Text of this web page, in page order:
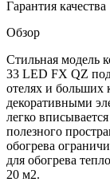
Гарантия качества
Обзор
Стильная модель
33 LED FX QZ
отелях и больших
декоративными
легко
полезного
обогрева
для обогрева
20 м2.